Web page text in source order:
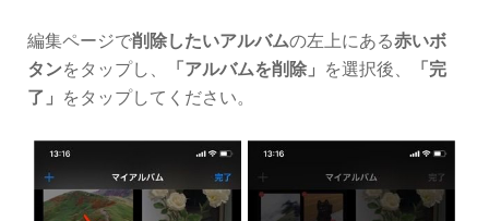
編集ページで削除したいアルバムの左上にある赤いボ
タンをタップし、 「アルバムを削除」 を選択後、
「完
了」
をタップしてください。